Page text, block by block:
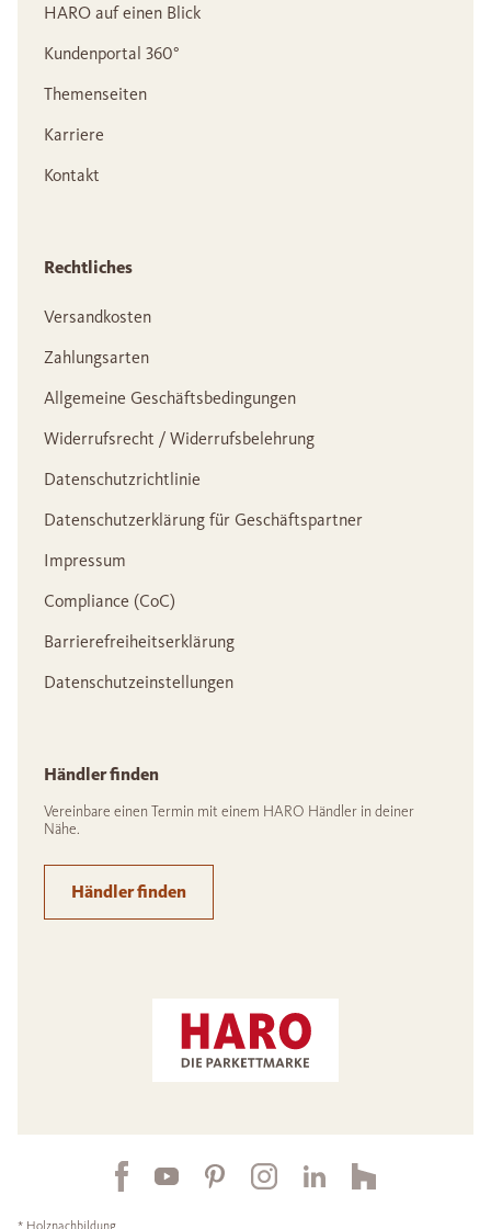
HARO auf einen Blick
Kundenportal 360°
Themenseiten
Karriere
Kontakt
Rechtliches
Versandkosten
Zahlungsarten
Allgemeine Geschäftsbedingungen
Widerrufsrecht / Widerrufsbelehrung
Datenschutzrichtlinie
Datenschutzerklärung für Geschäftspartner
Impressum
Compliance (CoC)
Barrierefreiheitserklärung
Datenschutzeinstellungen
Händler finden
Vereinbare einen Termin mit einem HARO Händler in deiner
Nähe.
Händler finden
* Holznachbildung